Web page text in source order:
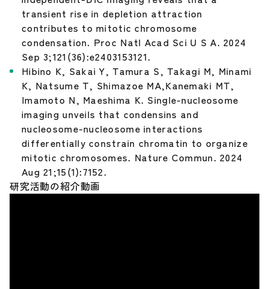
transient rise in depletion attraction
contributes to mitotic chromosome
condensation. Proc Natl Acad Sci U S A. 2024
Sep 3;121(36):e2403153121.
Hibino K, Sakai Y, Tamura S, Takagi M, Minami
K, Natsume T, Shimazoe MA,Kanemaki MT,
Imamoto N, Maeshima K. Single-nucleosome
imaging unveils that condensins and
nucleosome-nucleosome interactions
differentially constrain chromatin to organize
mitotic chromosomes. Nature Commun. 2024
Aug 21;15(1):7152.
研究活動の紹介動画